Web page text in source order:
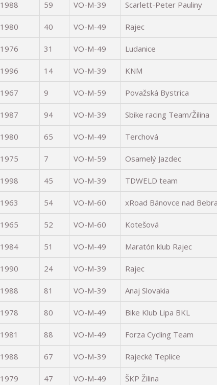
1988 59 VO-M-39 Scarlett-Peter Pauliny
1980 40 VO-M-49 Rajec
1976 31 VO-M-49 Ludanice
1996 14 VO-M-39 KNM
1967 9 VO-M-59 Považská Bystrica
1987 94 VO-M-39 Sbike racing Team/Žilina
1980 65 VO-M-49 Terchová
1975 7 VO-M-59 Osamelý Jazdec
1998 45 VO-M-39 TDWELD team
1963 54 VO-M-60 xRoad Bánovce nad
1965 52 VO-M-60 Kotešová
1984 51 VO-M-49 Maratón klub Rajec
1990 24 VO-M-39 Rajec
1988 81 VO-M-39 Anaj Slovakia
1978 80 VO-M-49 Bike Klub Lipa BKL
1981 88 VO-M-49 Forza Cycling Team
1988 67 VO-M-39 Rajecké Teplice
1979 47 VO-M-49 ŠKP Žilina